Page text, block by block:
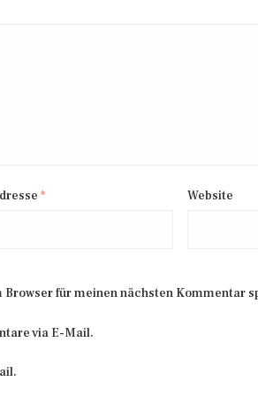
* Website
für meinen nächsten Kommentar
via E-Mail.